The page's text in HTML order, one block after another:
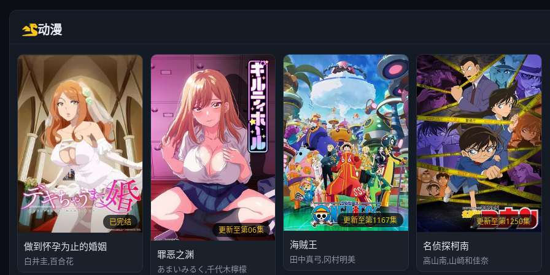
动漫
已完结
做到怀孕为止的婚姻
白井圭,百合花
更新至第06集
罪恶之渊
あまいみるく,千代木檸檬
更新至第1167集
海贼王
田中真弓,冈村明美
更新至第1250集
名侦探柯南
高山南,山崎和佳奈